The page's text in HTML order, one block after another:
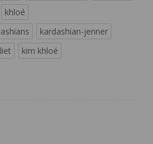
khloé
kardashian-jenner
kim khloé